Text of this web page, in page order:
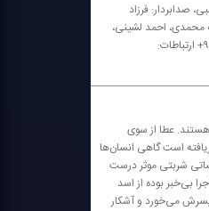
صدابردار: فرزاد
محمدی، احمد لشینی،
نوشین حسن زاده، نازنین مهیمنی، سهیلا تیراوی، مینو جبارزاده، محمدرضا قلم بر رادیو نمایش؛ موج اف ام ردیف ۱۰۷/۵ مگاهرتز، تلفن گویا: ۹۸۲۱۲۷۸۶۱۰۷۵+ ارتباطات:
عطا از سوی
است گاهی انسان‌ها
شربتی موثر درست
بی‌خبر بوده از اسد
پسرش می‌خورد و آشكار